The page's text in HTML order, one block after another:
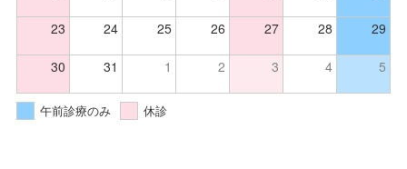
23 24 25 26 27 28 29
30 31 1 2 3 4 5
午前診療のみ 休診